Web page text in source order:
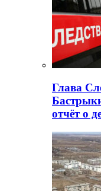
Глава
отчёт о